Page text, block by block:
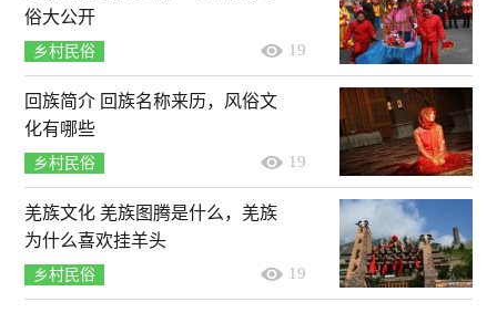
俗大公开
乡村民俗 19
回族简介 回族名称来历，风俗文
化有哪些
乡村民俗 19
羌族文化 羌族图腾是什么，羌族
为什么喜欢挂羊头
乡村民俗 19